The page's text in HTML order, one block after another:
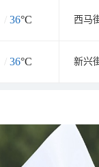
/ 36°C 西马
/ 36°C 新兴